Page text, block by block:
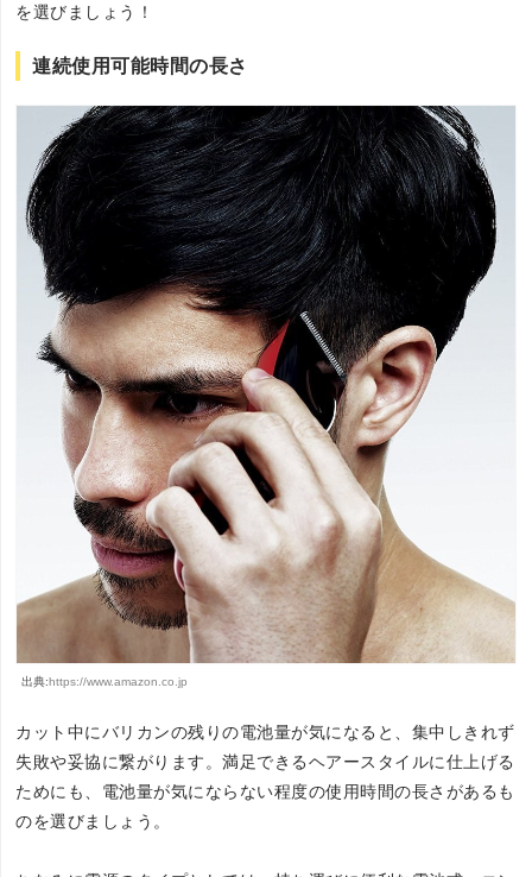
を選びましょう！
連続使用可能時間の長さ
出典:https://www.amazon.co.jp
カット中にバリカンの残りの電池量が気になると、集中しきれず
失敗や妥協に繋がります。満足できるヘアースタイルに仕上げる
ためにも、電池量が気にならない程度の使用時間の長さがあるも
のを選びましょう。